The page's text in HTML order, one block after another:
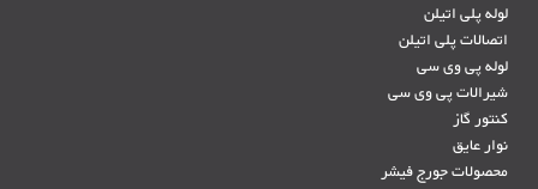
لوله پلی اتیلن
اتصالات پلی اتیلن
لوله پی وی سی
شیرالات پی وی سی
کنتور گاز
نوار عایق
محصولات جورج فیشر